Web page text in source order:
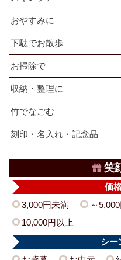
おやすみに
下駄でお散歩
お掃除で
収納・整理に
竹でなごむ
刻印・名入れ・記念品
笑
価
3,000円未満 ～
10,000円以上
シー